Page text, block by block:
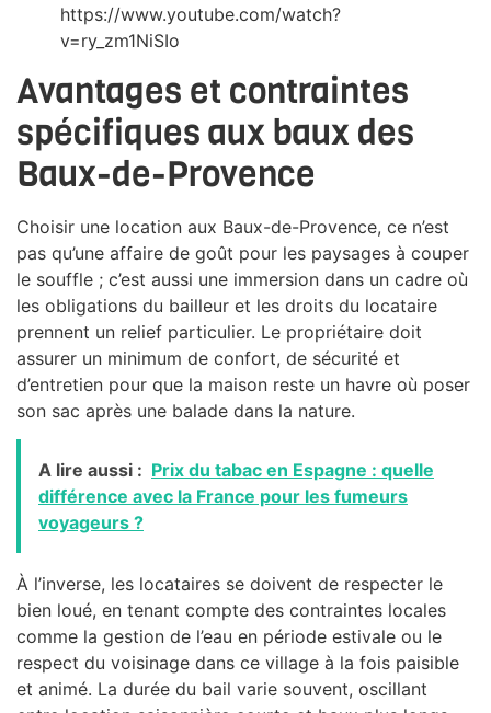
https://www.youtube.com/watch?
v=ry_zm1NiSIo
Avantages et contraintes
spécifiques aux baux des
Baux-de-Provence
Choisir une location aux Baux-de-Provence, ce n’est
pas qu’une affaire de goût pour les paysages à couper
le souffle ; c’est aussi une immersion dans un cadre où
les obligations du bailleur et les droits du locataire
prennent un relief particulier. Le propriétaire doit
assurer un minimum de confort, de sécurité et
d’entretien pour que la maison reste un havre où poser
son sac après une balade dans la nature.
A lire aussi : Prix du tabac en Espagne : quelle
différence avec la France pour les fumeurs
voyageurs ?
À l’inverse, les locataires se doivent de respecter le
bien loué, en tenant compte des contraintes locales
comme la gestion de l’eau en période estivale ou le
respect du voisinage dans ce village à la fois paisible
et animé. La durée du bail varie souvent, oscillant